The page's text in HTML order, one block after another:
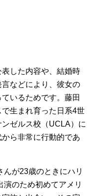
した内容や、結婚時
などにより、彼女の
いるためです。藤田
生まれ育った日系4世
ゼルス校（UCLA）に
ら非常に行動的であ
が23歳のときにハリ
のため初めてアメリ